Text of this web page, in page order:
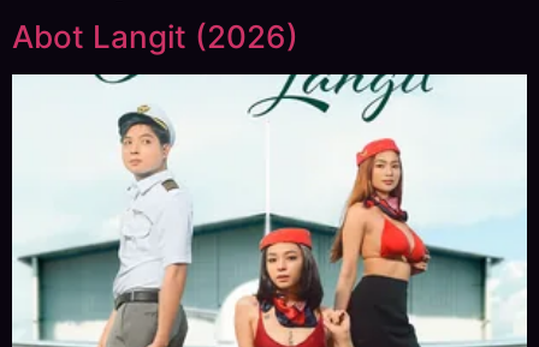
Abot Langit (2026)